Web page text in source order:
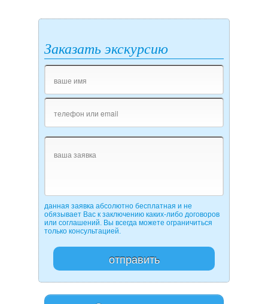
Заказать экскурсию
данная заявка абсолютно бесплатная и не
обязывает Вас к заключению каких-либо договоров
или соглашений. Вы всегда можете ограничиться
только консультацией.